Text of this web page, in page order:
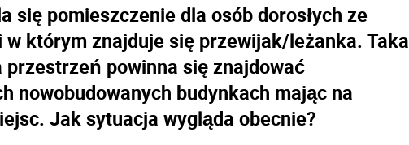
pomieszczenie dla osób dorosłych ze
którym znajduje się przewijak/leżanka. Taka
powinna się znajdować
nowobudowanych budynkach mając na
Jak sytuacja wygląda obecnie?